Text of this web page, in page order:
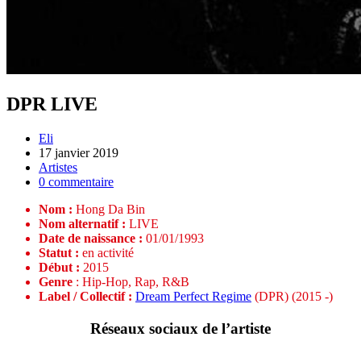
DPR LIVE
Eli
17 janvier 2019
Artistes
0 commentaire
Nom : Hong Da Bin
Nom alternatif : LIVE
Date de naissance : 01/01/1993
Statut : en activité
Début : 2015
Genre : Hip-Hop, Rap, R&B
Label / Collectif : Dream Perfect Regime (DPR) (2015 -)
Réseaux sociaux de l’artiste